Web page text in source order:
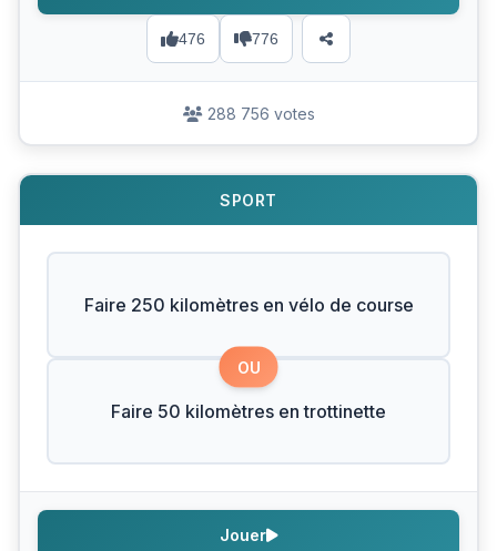
476 776
288 756 votes
SPORT
Faire 250 kilomètres en vélo de course
OU
Faire 50 kilomètres en trottinette
Jouer